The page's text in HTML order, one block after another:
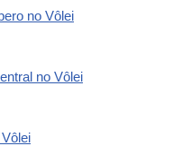
no Vôlei
no Vôlei